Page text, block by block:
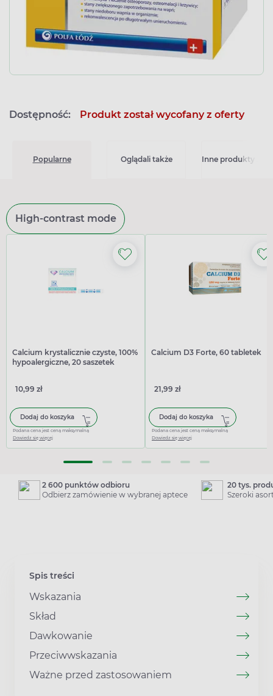
Dostępność: Produkt został wycofany z oferty
Popularne Oglądali także Inne produkty z
High-contrast mode
Calcium krystalicznie czyste, 100%
hypoalergiczne, 20 saszetek
10,99 zł
Dodaj do koszyka
Podana cena jest ceną maksymalną
Dowiedz się więcej
Calcium D3 Forte, 60 tabletek
21,99 zł
Dodaj do koszyka
Podana cena jest ceną maksymalną
Dowiedz się więcej
2 600 punktów odbioru
Odbierz zamówienie w wybranej aptece
20 tys.
Szeroki
Spis treści
Wskazania
Skład
Dawkowanie
Przeciwwskazania
Ważne przed zastosowaniem